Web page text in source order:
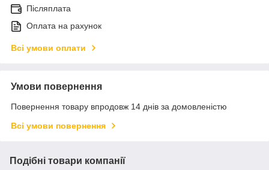
Післяплата
Оплата на рахунок
Всі умови оплати
Умови повернення
Повернення товару впродовж 14 днів за домовленістю
Всі умови повернення
Подібні товари компанії